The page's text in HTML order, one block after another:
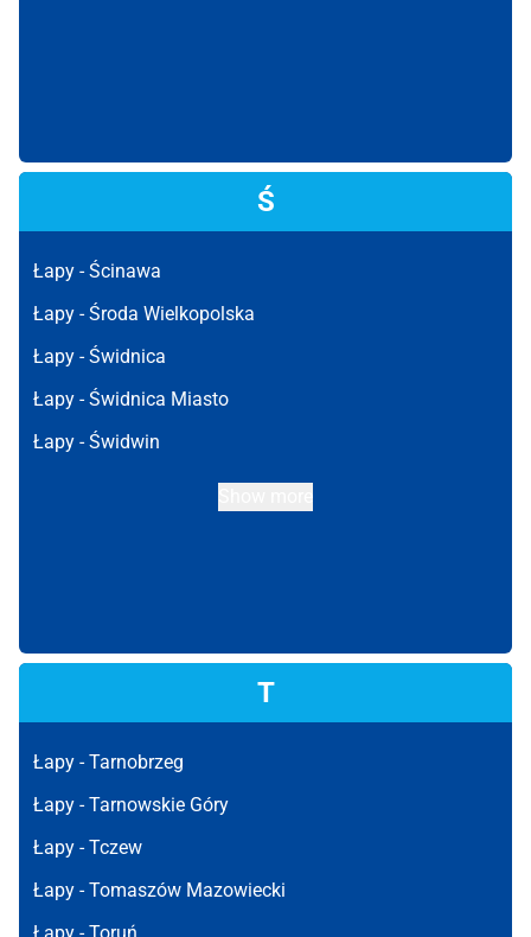
Ś
Łapy -Ścinawa
Łapy -Środa Wielkopolska
Łapy -Świdnica
Łapy -Świdnica Miasto
Łapy -Świdwin
T
Łapy -Tarnobrzeg
Łapy -Tarnowskie Góry
Łapy -Tczew
Łapy -Tomaszów Mazowiecki